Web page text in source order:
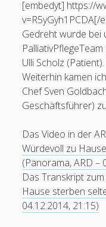
Mitgliedschaften
[embedyt] https://
v=R5yGyh1PCDA[/
Gedreht wurde bei
PalliativPflegeTeam
Ulli Scholz (Patient).
Weiterhin kamen
Chef Sven
Geschäftsführer)
Das Video in der
Würdevoll zu
(Panorama, ARD –
Das Transkript
Hause sterben
04.12.2014, 21:15)